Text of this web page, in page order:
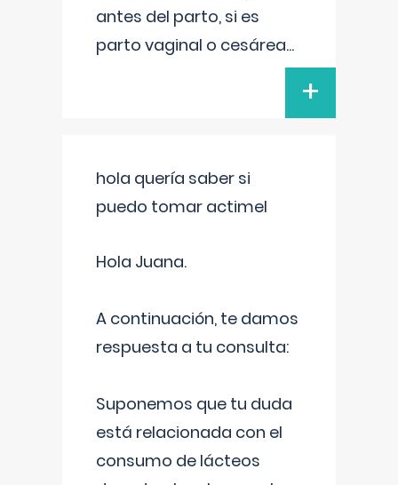
antes del parto, si es
parto vaginal o cesárea...
+
hola quería saber si
puedo tomar actimel
Hola Juana.
A continuación, te damos
respuesta a tu consulta:
Suponemos que tu duda
está relacionada con el
consumo de lácteos